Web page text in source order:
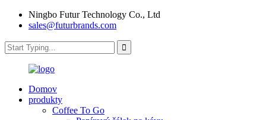
Ningbo Futur Technology Co., Ltd
sales@futurbrands.com
Domov
produkty
Coffee To Go